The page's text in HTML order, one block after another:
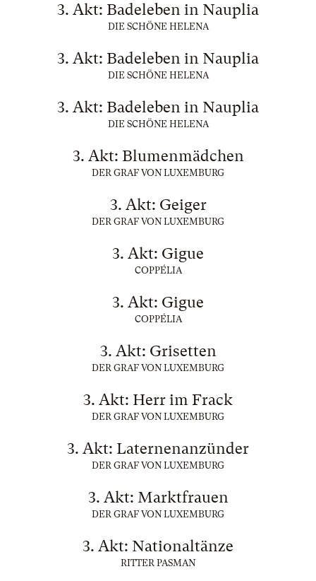
3. Akt: Badeleben in Nauplia
DIE SCHÖNE HELENA
3. Akt: Badeleben in Nauplia
DIE SCHÖNE HELENA
3. Akt: Badeleben in Nauplia
DIE SCHÖNE HELENA
3. Akt: Blumenmädchen
DER GRAF VON LUXEMBURG
3. Akt: Geiger
DER GRAF VON LUXEMBURG
3. Akt: Gigue
COPPÉLIA
3. Akt: Gigue
COPPÉLIA
3. Akt: Grisetten
DER GRAF VON LUXEMBURG
3. Akt: Herr im Frack
DER GRAF VON LUXEMBURG
3. Akt: Laternenanzünder
DER GRAF VON LUXEMBURG
3. Akt: Marktfrauen
DER GRAF VON LUXEMBURG
3. Akt: Nationaltänze
RITTER PASMAN